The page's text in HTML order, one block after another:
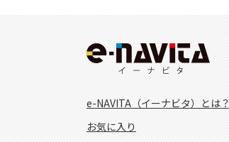
e-NAVITA（イーナビタ）とは？
お気に入り